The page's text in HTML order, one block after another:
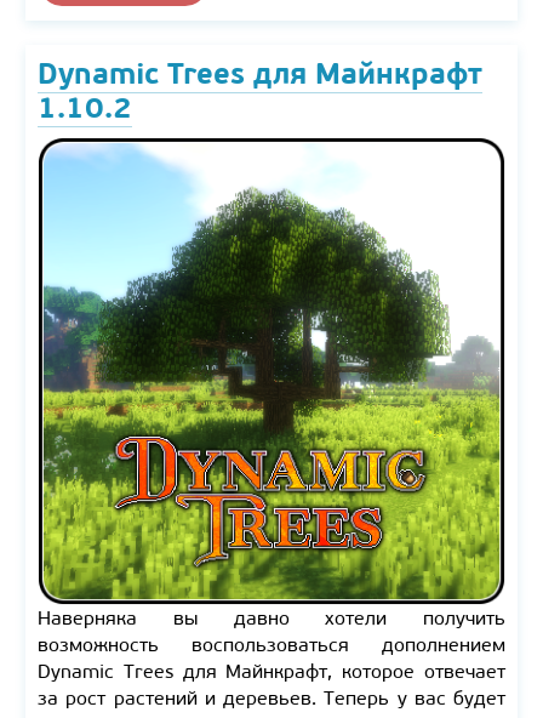
Dynamic Trees для Майнкрафт
1.10.2
Наверняка вы давно хотели получить
возможность воспользоваться дополнением
Dynamic Trees для Майнкрафт, которое отвечает
за рост растений и деревьев. Теперь у вас будет